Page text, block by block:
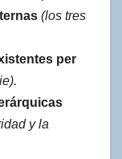
(los tres
per
y la